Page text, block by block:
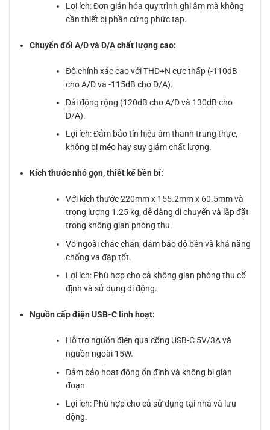
Lợi ích: Đơn giản hóa quy trình ghi âm mà không
cần thiết bị phần cứng phức tạp.
Chuyển đổi A/D và D/A chất lượng cao:
Độ chính xác cao với THD+N cực thấp (-110dB
cho A/D và -115dB cho D/A).
Dải động rộng (120dB cho A/D và 130dB cho
D/A).
Lợi ích: Đảm bảo tín hiệu âm thanh trung thực,
không bị méo hay suy giảm chất lượng.
Kích thước nhỏ gọn, thiết kế bền bỉ:
Với kích thước 220mm x 155.2mm x 60.5mm và
trọng lượng 1.25 kg, dễ dàng di chuyển và lắp đặt
trong không gian phòng thu.
Vỏ ngoài chắc chắn, đảm bảo độ bền và khả năng
chống va đập tốt.
Lợi ích: Phù hợp cho cả không gian phòng thu cố
định và sử dụng di động.
Nguồn cấp điện USB-C linh hoạt:
Hỗ trợ nguồn điện qua cổng USB-C 5V/3A và
nguồn ngoài 15W.
Đảm bảo hoạt động ổn định và không bị gián
đoạn.
Lợi ích: Phù hợp cho cả sử dụng tại nhà và lưu
động.